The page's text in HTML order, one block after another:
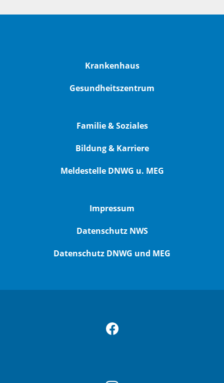
Krankenhaus
Gesundheitszentrum
Familie & Soziales
Bildung & Karriere
Meldestelle DNWG u. MEG
Impressum
Datenschutz NWS
Datenschutz DNWG und MEG